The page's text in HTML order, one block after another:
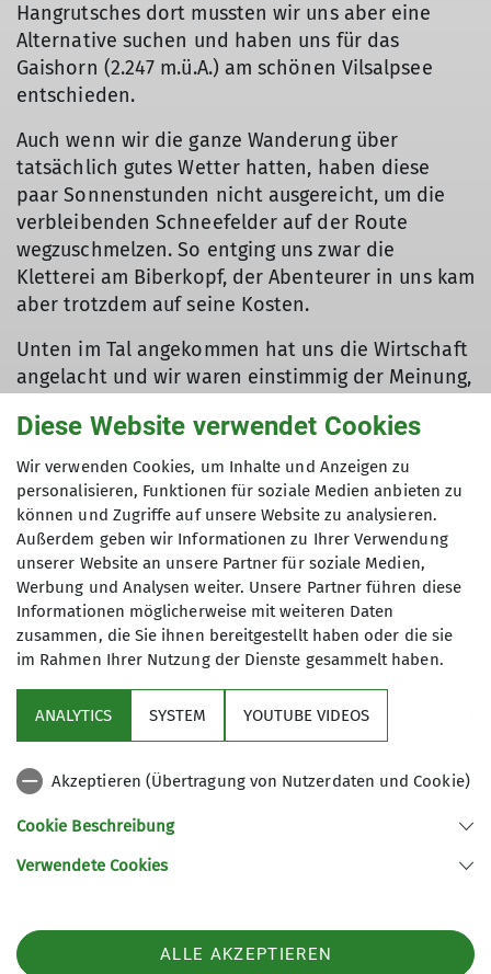
© DAV Ebingen
Hangrutsches dort mussten wir uns aber eine
Alternative suchen und haben uns für das
Gaishorn (2.247 m.ü.A.) am schönen Vilsalpsee
entschieden.
Auch wenn wir die ganze Wanderung über
tatsächlich gutes Wetter hatten, haben diese
paar Sonnenstunden nicht ausgereicht, um die
verbleibenden Schneefelder auf der Route
wegzuschmelzen. So entging uns zwar die
Kletterei am Biberkopf, der Abenteurer in uns kam
aber trotzdem auf seine Kosten.
Unten im Tal angekommen hat uns die Wirtschaft
angelacht und wir waren einstimmig der Meinung,
Wurstsalat verdient hatten! Eine weitere
Möglichkeit der Abkühlung hat uns der See
geboten. Tatsächlich war das Wasser weniger kalt
als erwartet und zum Baden geeignet.
Gestärkt und gebadet haben wir den Heimweg
angetreten und sind noch vor Beginn des EM-
Finales wieder in Albstadt gelandet. Ein großes
Dankeschön an der Stelle an Dominique fürs
Organisieren und bis zum nächsten Mal!
Sektion Ebingen des Deutschen Alpenvereins e.V.
Telefon +4974313480
Diese Website verwendet Cookies
Wir verwenden Cookies, um Inhalte und Anzeigen zu
personalisieren, Funktionen für soziale Medien anbieten zu
können und Zugriffe auf unsere Website zu analysieren.
Außerdem geben wir Informationen zu Ihrer Verwendung
unserer Website an unsere Partner für soziale Medien,
Werbung und Analysen weiter. Unsere Partner führen diese
Informationen möglicherweise mit weiteren Daten
zusammen, die Sie ihnen bereitgestellt haben oder die sie
im Rahmen Ihrer Nutzung der Dienste gesammelt haben.
ANALYTICS SYSTEM YOUTUBE VIDEOS
Akzeptieren (Übertragung von Nutzerdaten und Cookie)
Cookie Beschreibung
Verwendete Cookies
ALLE AKZEPTIEREN